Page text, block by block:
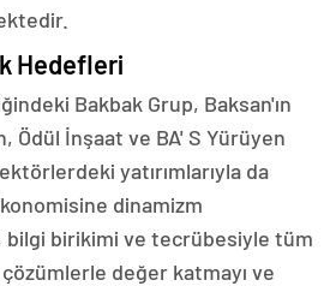
Hedefleri
Bakbak Grup, Baksan'ın
Ödül İnşaat ve BA' S Yürüyen
yatırımlarıyla da
dinamizm
bilgi birikimi ve tecrübesiyle tüm
çözümlerle değer katmayı ve